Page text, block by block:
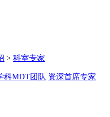
> 科室专家
科MDT团队 资深首席专家